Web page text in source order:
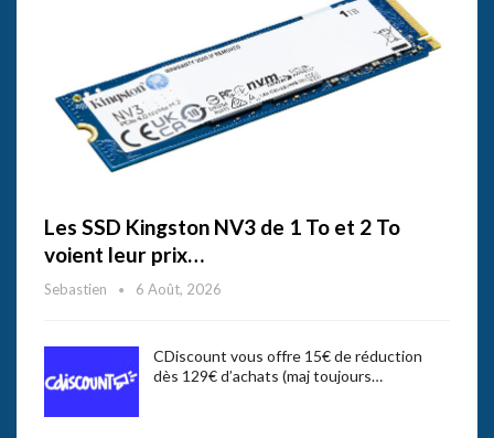
Les SSD Kingston NV3 de 1 To et 2 To
voient leur prix…
Sebastien 6 Août, 2026
CDiscount vous offre 15€ de réduction
dès 129€ d’achats (maj toujours…